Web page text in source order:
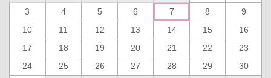
3
4 5 6 7 8
9
10
11 12 13 14 15
16
17
18 19 20 21 22
23
24
25 26 27 28 29
30